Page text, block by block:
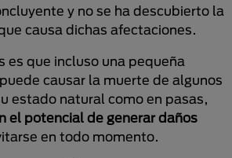
y no se ha descubierto la
causa dichas afectaciones.
es que incluso una pequeña
causar la muerte de algunos
estado natural como en pasas,
el potencial de generar daños
en todo momento.